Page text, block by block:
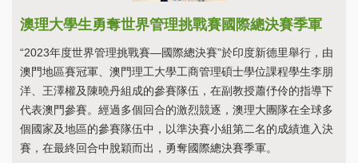
澳理大學生勇奪世界管理挑戰賽國際總決賽季軍
“2023年度世界管理挑戰賽—國際總決賽”於印度新德里舉行，由
澳門地區賽冠軍、澳門理工大學工商管理碩士學位課程學生李朋
洋、王澤權及陳曉丹組成的參賽隊伍，在副教授蕭伃伶的指導下
代表澳門參賽。經過多個回合的激烈競逐，澳理大團隊在全球多
個國家及地區的參賽隊伍中，以準決賽小組第二名的成績進入決
賽，在最終回合中脫穎而出，勇奪國際總決賽季軍。